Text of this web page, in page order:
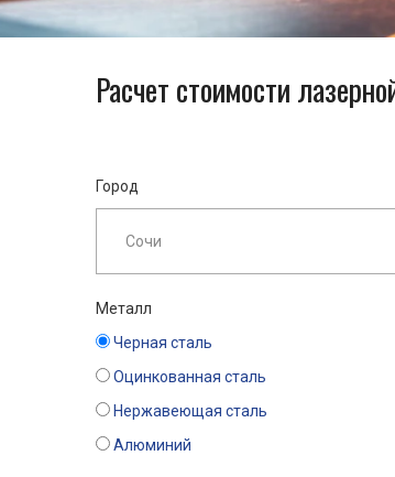
Расчет стоимости
Город
Металл
Черная сталь
Оцинкованная сталь
Нержавеющая сталь
Алюминий